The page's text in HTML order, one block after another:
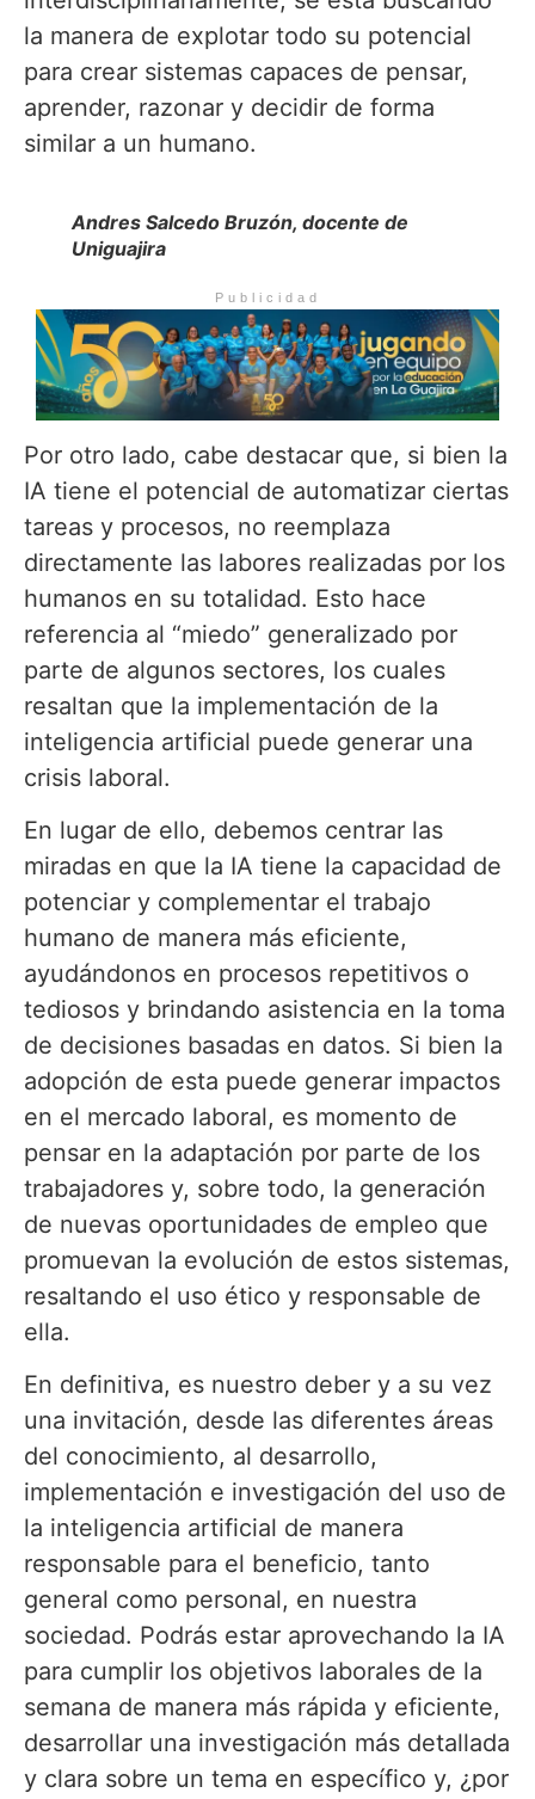
la manera de explotar todo su potencial
para crear sistemas capaces de pensar,
aprender, razonar y decidir de forma
similar a un humano.
Andres Salcedo Bruzón, docente de
Uniguajira
Publicidad
Por otro lado, cabe destacar que, si bien la
IA tiene el potencial de automatizar ciertas
tareas y procesos, no reemplaza
directamente las labores realizadas por los
humanos en su totalidad. Esto hace
referencia al “miedo” generalizado por
parte de algunos sectores, los cuales
resaltan que la implementación de la
inteligencia artificial puede generar una
crisis laboral.
En lugar de ello, debemos centrar las
miradas en que la IA tiene la capacidad de
potenciar y complementar el trabajo
humano de manera más eficiente,
ayudándonos en procesos repetitivos o
tediosos y brindando asistencia en la toma
de decisiones basadas en datos. Si bien la
adopción de esta puede generar impactos
en el mercado laboral, es momento de
pensar en la adaptación por parte de los
trabajadores y, sobre todo, la generación
de nuevas oportunidades de empleo que
promuevan la evolución de estos sistemas,
resaltando el uso ético y responsable de
ella.
En definitiva, es nuestro deber y a su vez
una invitación, desde las diferentes áreas
del conocimiento, al desarrollo,
implementación e investigación del uso de
la inteligencia artificial de manera
responsable para el beneficio, tanto
general como personal, en nuestra
sociedad. Podrás estar aprovechando la IA
para cumplir los objetivos laborales de la
semana de manera más rápida y eficiente,
desarrollar una investigación más detallada
y clara sobre un tema en específico y, ¿por